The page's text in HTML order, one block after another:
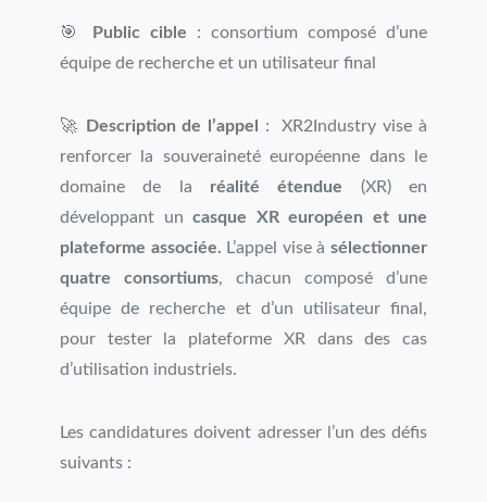
🎯 Public cible : consortium composé d’une
équipe de recherche et un utilisateur final
🚀 Description de l’appel
: XR2Industry vise à
renforcer la souveraineté européenne dans le
domaine de la réalité étendue (XR) en
développant un casque XR européen et une
plateforme associée. L’appel vise àsélectionner
quatre consortiums, chacun composé d’une
équipe de recherche et d’un utilisateur final,
pour tester la plateforme XR dans des cas
d’utilisation industriels.
Les candidatures doivent adresser l’un des défis
suivants :